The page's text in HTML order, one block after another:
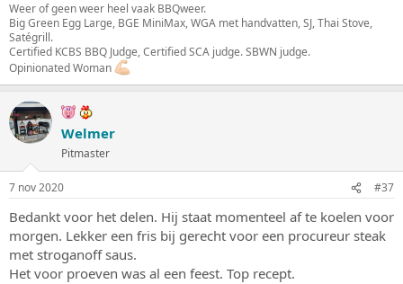
Weer of geen weer heel vaak BBQweer.
Big Green Egg Large, BGE MiniMax, WGA met handvatten, SJ, Thai Stove,
Satégrill.
Certified KCBS BBQ Judge, Certified SCA judge. SBWN judge.
Opinionated Woman
Welmer
Pitmaster
7 nov 2020 #37
Bedankt voor het delen. Hij staat momenteel af te koelen voor
morgen. Lekker een fris bij gerecht voor een procureur steak
met stroganoff saus.
Het voor proeven was al een feest. Top recept.